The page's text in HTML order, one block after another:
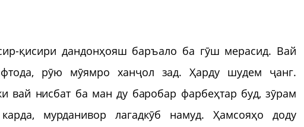
қисири дандонҳояш баръало ба гӯш мерасид. Вай
рӯю мӯямро ханҷол зад. Ҳарду шудем ҷанг.
вай нисбат ба ман ду баробар фарбеҳтар буд, зӯрам
мурданивор лагадкӯб намуд. Ҳамсояҳо доду